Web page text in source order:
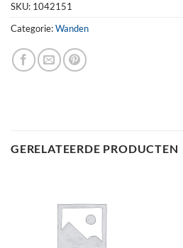
SKU: 1042151
Categorie:Wanden
GERELATEERDE PRODUCTEN